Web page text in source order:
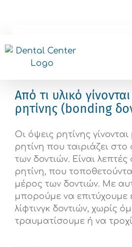
Όψεις Ρητίνης
Από τι υλικό
ρητίνης (bonding
Οι όψεις ρητίνης
ρητίνη που ταιριάζει
των δοντιών. Είναι
ρητίνη, που
μέρος των δοντιών. Με
μπορούμε να επιτύχουμε
λίφτινγκ δοντιών, χωρίς
τραυματίσουμε ή να